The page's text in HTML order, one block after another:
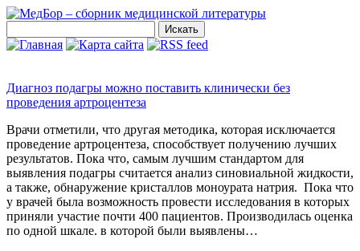
Диагноз подагры можно поставить клинически без
проведения артроцентеза
Врачи отметили, что другая методика, которая исключается
проведение артроцентеза, способствует получению лучших
результатов. Пока что, самым лучшим стандартом для
выявления подагры считается анализ синовиальной жидкости,
а также, обнаружение кристаллов моноурата натрия. Пока что
у врачей была возможность провести исследования в которых
приняли участие почти 400 пациентов. Производилась оценка
по одной шкале. в которой были выявлены…